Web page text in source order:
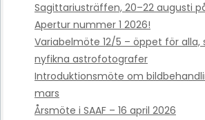
Sagittariusträffen, 20–22 augusti
Apertur nummer 1 2026!
Variabelmöte 12/5 – öppet för alla,
nyfikna astrofotografer
Introduktionsmöte om
mars
Årsmöte i SAAF – 16 april 2026